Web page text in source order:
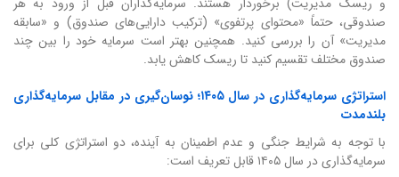
صندوقی، حتماً «محتوای پرتفوی» (ترکیب دارایی‌های صندوق) و «سابقه
مدیریت» آن را بررسی کنید. همچنین بهتر است سرمایه خود را بین چند
صندوق مختلف تقسیم کنید تا ریسک کاهش یابد.
استراتژی سرمایه‌گذاری در سال ۱۴۰۵؛ نوسان‌گیری در مقابل سرمایه‌گذاری
بلندمدت
با توجه به شرایط جنگی و عدم اطمینان به آینده، دو استراتژی کلی برای
سرمایه‌گذاری در سال ۱۴۰۵ قابل تعریف است: